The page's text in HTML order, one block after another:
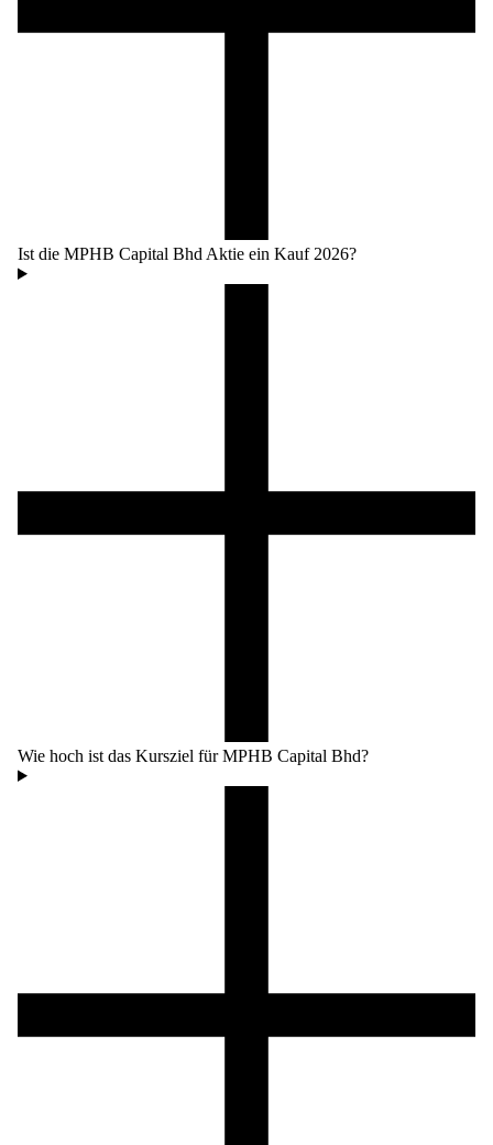
Ist die MPHB Capital Bhd Aktie ein Kauf 2026?
Wie hoch ist das Kursziel für MPHB Capital Bhd?